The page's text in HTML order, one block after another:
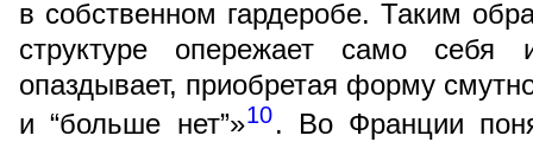
в собственном гардеробе. Таким
структуре опережает само себя
опаздывает, приобретая форму
и “больше нет”»10 . Во Франции